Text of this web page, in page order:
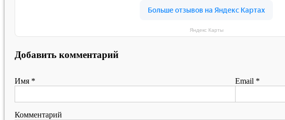
Яндекс Карты
Добавить комментарий
Имя * Email *
Комментарий